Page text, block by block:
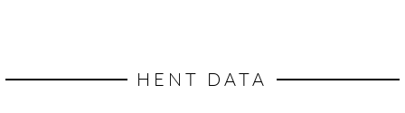
HENT DATA